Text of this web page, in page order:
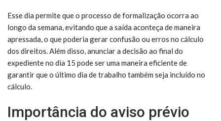
Esse dia permite que o processo de formalização ocorra ao
longo da semana, evitando que a saída aconteça de maneira
apressada, o que poderia gerar confusão ou erros no cálculo
dos direitos. Além disso, anunciar a decisão ao final do
expediente no dia 15 pode ser uma maneira eficiente de
garantir que o último dia de trabalho também seja incluído no
cálculo.
Importância do aviso prévio